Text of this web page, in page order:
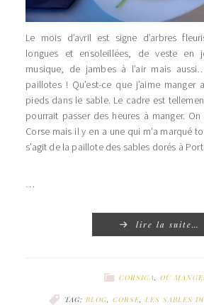
Le mois d’avril est signe d’arbres
longues et ensoleillées, de veste en
musique, de jambes à l’air mais
paillotes ! Qu’est-ce que j’aime manger
pieds dans le sable. Le cadre est
pourrait passer des heures à manger.
Corse mais il y en a une qui m’a marqué
s’agit de la paillote des sables dorés à
…
lire la suite…
CORSICA OÙ
TAG: BLOG, CORSE, LES SABLES